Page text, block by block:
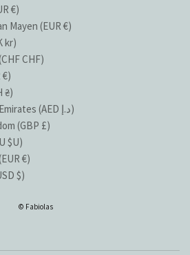
€)
Mayen (EUR €)
kr)
CHF)
€)
₴)
United Arab Emirates (AED د.إ)
(GBP £)
$U)
€)
$)
© Fabiolas